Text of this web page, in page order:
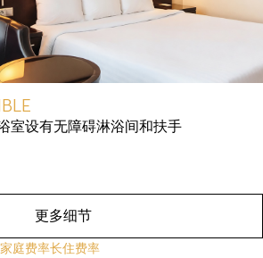
室设有无障碍淋浴间和扶手
更多细节
家庭费率长住费率